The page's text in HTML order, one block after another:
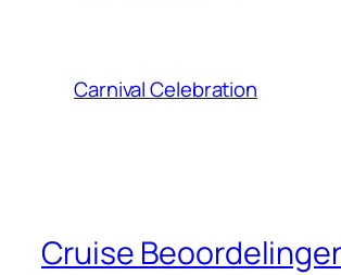
Carnival Celebration
Cruise